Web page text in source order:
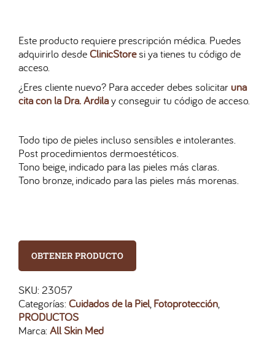
Este producto requiere prescripción médica. Puedes
adquirirlo desdeClinicStoresi ya tienes tu código de
acceso.
¿Eres cliente nuevo? Para acceder debes solicitar una
cita con la Dra. Ardilay conseguir tu código de acceso.
Todo tipo de pieles incluso sensibles e intolerantes.
Post procedimientos dermoestéticos.
Tono beige, indicado para las pieles más claras.
Tono bronze, indicado para las pieles más morenas.
OBTENER PRODUCTO
SKU:23057
Categorías:Cuidados de la Piel,Fotoprotección,
PRODUCTOS
Marca:All Skin Med